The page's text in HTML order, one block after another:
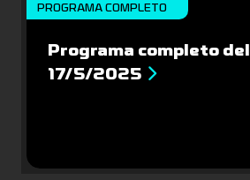
PROGRAMA COMPLETO
Programa completo del
17/5/2025